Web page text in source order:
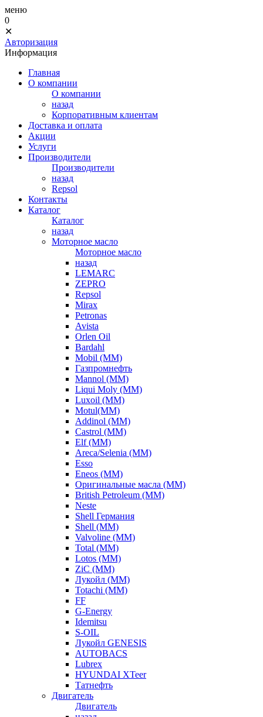
меню
0
✕
Авторизация
Информация
Главная
О компании
О компании
назад
Корпоративным клиентам
Доставка и оплата
Акции
Услуги
Производители
Производители
назад
Repsol
Контакты
Каталог
Каталог
назад
Моторное масло
Моторное масло
назад
LEMARC
ZEPRO
Repsol
Mirax
Petronas
Avista
Orlen Oil
Bardahl
Mobil (ММ)
Газпромнефть
Mannol (ММ)
Liqui Moly (ММ)
Luxoil (ММ)
Motul(ММ)
Addinol (ММ)
Castrol (ММ)
Elf (ММ)
Areca/Selenia (ММ)
Esso
Eneos (ММ)
Оригинальные масла (ММ)
British Petroleum (ММ)
Neste
Shell Германия
Shell (ММ)
Valvoline (ММ)
Total (ММ)
Lotos (ММ)
ZiC (ММ)
Лукойл (ММ)
Totachi (MM)
FF
G-Energy
Idemitsu
S-OIL
Лукойл GENESIS
AUTOBACS
Lubrex
HYUNDAI XTeer
Татнефть
Двигатель
Двигатель